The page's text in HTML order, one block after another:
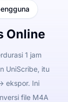
Online
1 jam
UniScribe, itu
ekspor. Ini
file M4A